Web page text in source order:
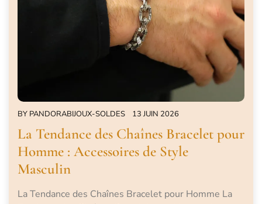
BY PANDORABIJOUX-SOLDES 13 JUIN 2026
La Tendance des Chaînes Bracelet pour
Homme : Accessoires de Style
Masculin
La Tendance des Chaînes Bracelet pour Homme La